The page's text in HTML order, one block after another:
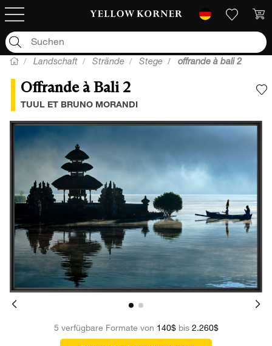
Landschaft Strände Stege offrande à bali 2
Offrande à Bali 2
TUUL ET BRUNO MORANDI
5 verfügbare Formate von 140$bis 2.260$